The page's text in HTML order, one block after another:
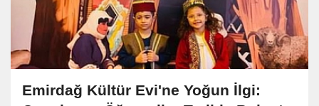
Emirdağ Kültür Evi'ne Yoğun İlgi: